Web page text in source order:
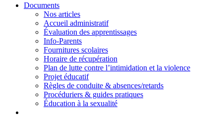
Documents
Nos articles
Accueil administratif
Évaluation des apprentissages
Info-Parents
Fournitures scolaires
Horaire de récupération
Plan de lutte contre l’intimidation et la violence
Projet éducatif
Règles de conduite & absences/retards
Procéduriers & guides pratiques
Éducation à la sexualité